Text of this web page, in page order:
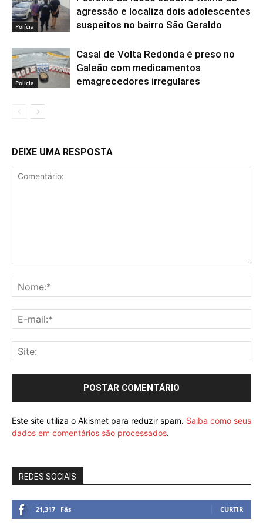
Polícia
agressão e localiza dois adolescentes
suspeitos no bairro São Geraldo
Polícia
Casal de Volta Redonda é preso no
Galeão com medicamentos
emagrecedores irregulares
DEIXE UMA RESPOSTA
Este site utiliza o Akismet para reduzir spam. Saiba como seus
dados em comentários são processados.
REDES SOCIAIS
21,317 Fãs CURTIR